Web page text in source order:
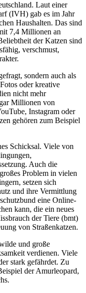
Laut einer
(IVH) gab es im Jahr
Haushalten. Das sind
7,4 Millionen an
der Katzen sind
verschmust,
sondern auch als
oder kreative
nicht mehr
Millionen von
Instagram oder
gehören zum Beispiel
Schicksal. Viele von
Auch die
Problem in vielen
setzen sich
und ihre Vermittlung
eine Online-
kann, die ein neues
der Tiere (bmt)
von Straßenkatzen.
und große
verdienen. Viele
stark gefährdet. Zu
der Amurleopard,